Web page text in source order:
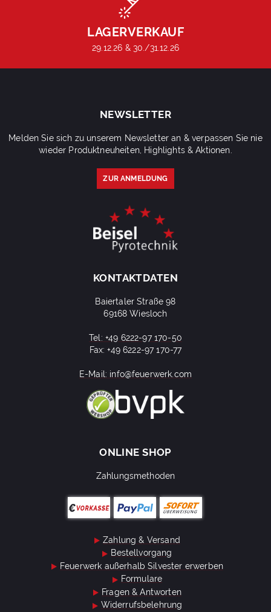
LAGERVERKAUF
29.12.26 & 30./31.12.26
NEWSLETTER
Melden Sie sich zu unserem Newsletter an & verpassen Sie nie
wieder Produktneuheiten, Highlights & Aktionen.
ZUR ANMELDUNG
KONTAKTDATEN
Baiertaler Straße 98
69168 Wiesloch
Tel: +49 6222-97 170-50
Fax: +49 6222-97 170-77
E-Mail: info@feuerwerk.com
ONLINE SHOP
Zahlungsmethoden
Zahlung & Versand
Bestellvorgang
Feuerwerk außerhalb Silvester erwerben
Formulare
Fragen & Antworten
Widerrufsbelehrung